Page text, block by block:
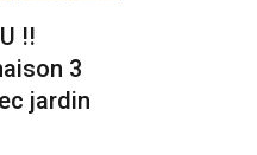
!!
3
jardin